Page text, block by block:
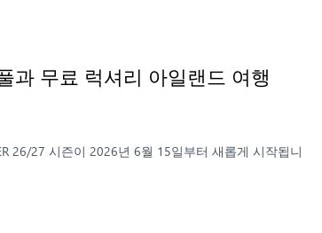
과 무료 럭셔리 아일랜드 여행
26/27 시즌이 2026년 6월 15일부터 새롭게 시작됩니